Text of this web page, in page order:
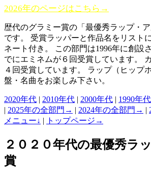
2026年のページはこちら→
歴代のグラミー賞の「最優秀ラップ・
です。 受賞ラッパーと作品名をリスト
ネート付き。 この部門は1996年に創設
でにエミネムが６回受賞しています。
４回受賞しています。 ラップ（ヒップ
盤・名曲をお楽しみ下さい。
2020年代 | 2010年代 | 2000年代 | 1990年代
| 2025年の全部門→ | 2024年の全部門→ |
メニュー↓ | トップページ→
２０２０年代の最優秀ラ
賞